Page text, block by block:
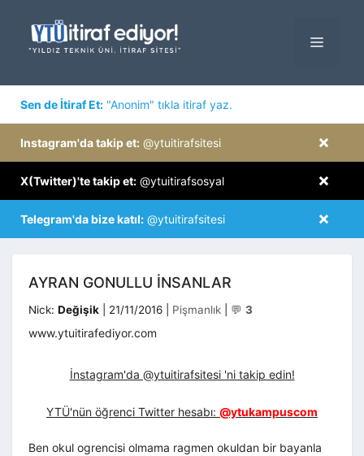
MENÜ
Sen de İtiraf Et: "Anonim" tıkla itiraf yaz.
×
Instagram'da takip et: @ytuitirafsitesi
×
X(Twitter)'te takip et: @ytuitirafsosyal
×
Telegram'da bize katıl: @ytuitirafsitesi
AYRAN GONULLU INSANLAR
Nick: Değişik 21/11/2016 Kategoriler
Pişmanlık 💬 3
www.ytuitirafediyor.com
İnstagram'da @ytuitirafsitesi 'ni takip edin!
YTÜ'nün öğrenci Twitter hesabı: @ytukampuscom
Ben okul ogrencisi olmama ragmen okuldan bir bayanla